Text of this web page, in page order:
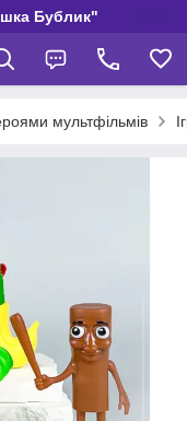
Бублик"
мультфільмів